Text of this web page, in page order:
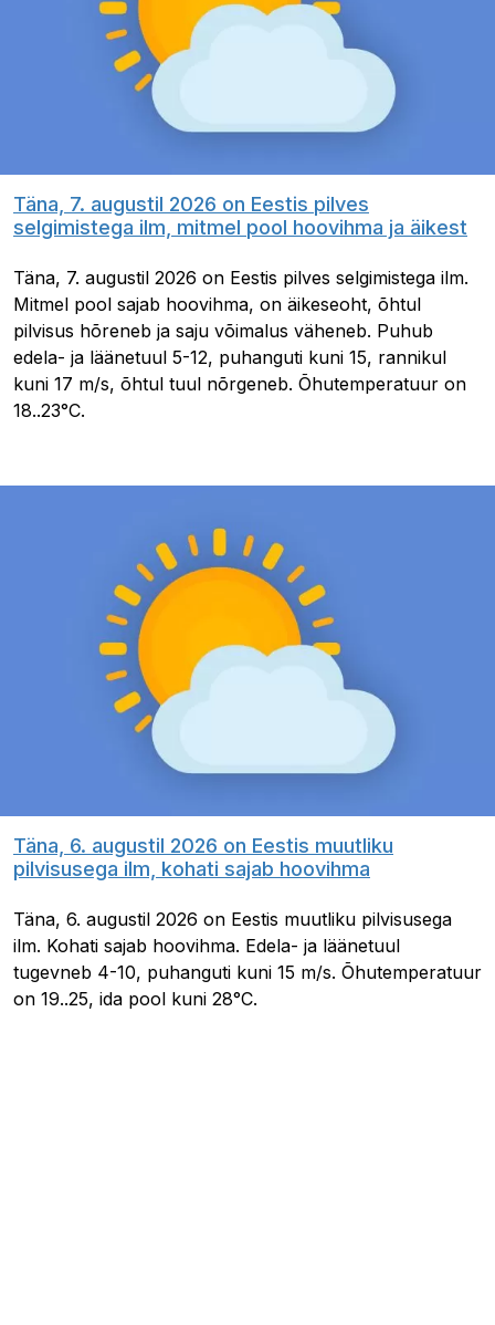
Täna, 7. augustil 2026 on Eestis pilves
selgimistega ilm, mitmel pool hoovihma ja äikest
Täna, 7. augustil 2026 on Eestis pilves selgimistega ilm.
Mitmel pool sajab hoovihma, on äikeseoht, õhtul
pilvisus hõreneb ja saju võimalus väheneb. Puhub
edela- ja läänetuul 5-12, puhanguti kuni 15, rannikul
kuni 17 m/s, õhtul tuul nõrgeneb. Õhutemperatuur on
18..23°C.
Täna, 6. augustil 2026 on Eestis muutliku
pilvisusega ilm, kohati sajab hoovihma
Täna, 6. augustil 2026 on Eestis muutliku pilvisusega
ilm. Kohati sajab hoovihma. Edela- ja läänetuul
tugevneb 4-10, puhanguti kuni 15 m/s. Õhutemperatuur
on 19..25, ida pool kuni 28°C.